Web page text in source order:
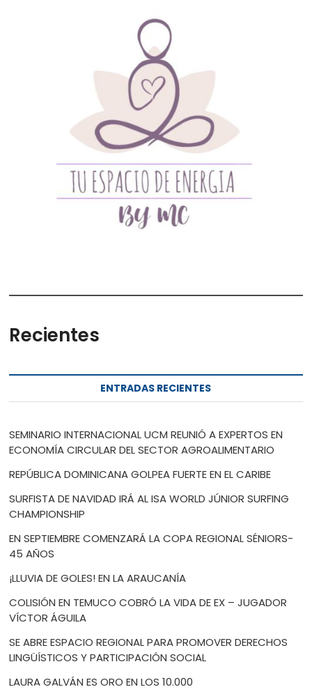
Recientes
ENTRADAS RECIENTES
SEMINARIO INTERNACIONAL UCM REUNIÓ A EXPERTOS EN
ECONOMÍA CIRCULAR DEL SECTOR AGROALIMENTARIO
REPÚBLICA DOMINICANA GOLPEA FUERTE EN EL CARIBE
SURFISTA DE NAVIDAD IRÁ AL ISA WORLD JÚNIOR SURFING
CHAMPIONSHIP
EN SEPTIEMBRE COMENZARÁ LA COPA REGIONAL SÉNIORS-
45 AÑOS
¡LLUVIA DE GOLES! EN LA ARAUCANÍA
COLISIÓN EN TEMUCO COBRÓ LA VIDA DE EX – JUGADOR
VÍCTOR ÁGUILA
SE ABRE ESPACIO REGIONAL PARA PROMOVER DERECHOS
LINGÜÍSTICOS Y PARTICIPACIÓN SOCIAL
LAURA GALVÁN ES ORO EN LOS 10.000